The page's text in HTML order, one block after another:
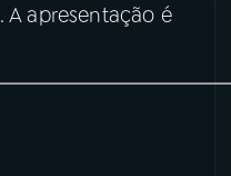
. A apresentação é